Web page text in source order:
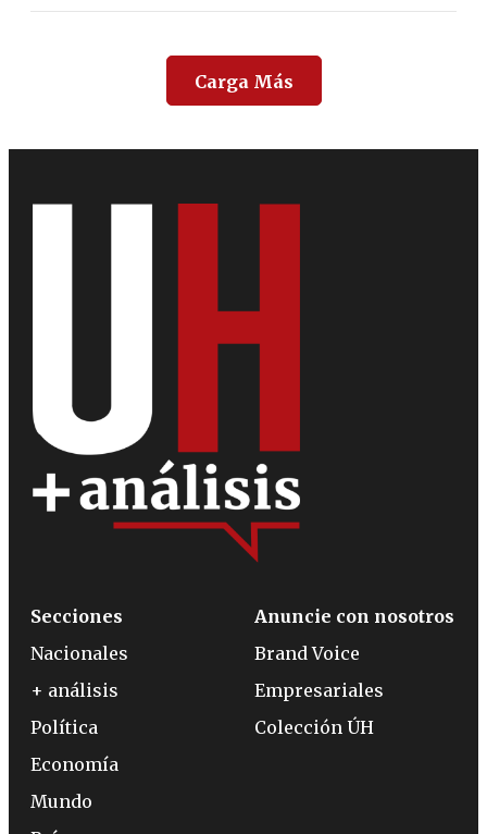
Carga Más
Secciones
Nacionales
+ análisis
Política
Economía
Mundo
Anuncie con nosotros
Brand Voice
Empresariales
Colección ÚH